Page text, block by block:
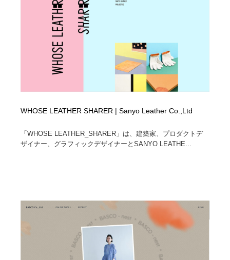
WHOSE LEATHER SHARER | Sanyo Leather Co.,Ltd
「WHOSE LEATHER_SHARER」は、建築家、プロダクトデ
ザイナー、グラフィックデザイナーとSANYO LEATHE...